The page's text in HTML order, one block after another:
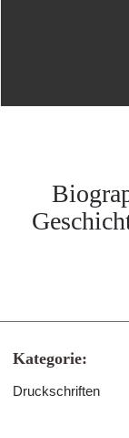
Kategorie:
Druckschriften